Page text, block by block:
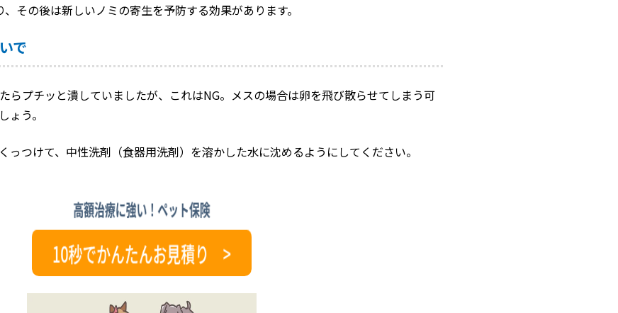
その後は新しいノミの寄生を予防する効果があります。
で
らプチッと潰していましたが、これはNG。メスの場合は卵を飛び散らせてしまう可
ょう。
っつけて、中性洗剤（食器用洗剤）を溶かした水に沈めるようにしてください。